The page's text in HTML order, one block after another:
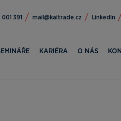
024+ zc.edartiak@liam LinkedIn
KARIÉRA O NÁS